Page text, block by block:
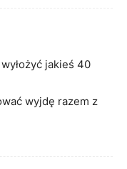
jakieś 40
wyjdę razem z